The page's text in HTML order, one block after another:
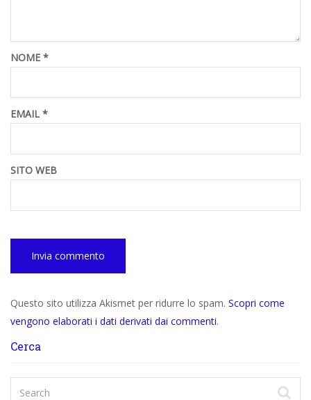
NOME *
EMAIL *
SITO WEB
Questo sito utilizza Akismet per ridurre lo spam. Scopri come
vengono elaborati i dati derivati dai commenti.
Cerca